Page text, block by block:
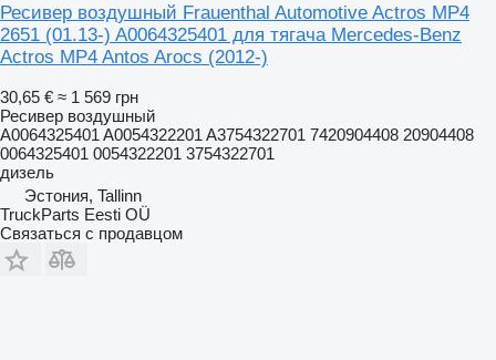
Ресивер воздушный Frauenthal Automotive Actros MP4
2651 (01.13-) A0064325401 для тягача Mercedes-Benz
Actros MP4 Antos Arocs (2012-)
30,65 € ≈ 1 569 грн
Ресивер воздушный
A0064325401 A0054322201 A3754322701 7420904408 20904408
0064325401 0054322201 3754322701
дизель
Эстония, Tallinn
TruckParts Eesti OÜ
Связаться с продавцом